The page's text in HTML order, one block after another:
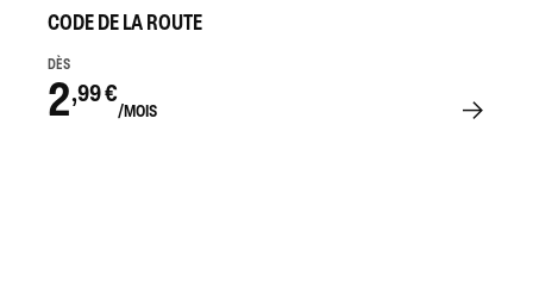
CODE DE LA ROUTE
DÈS
2,99 €
/MOIS